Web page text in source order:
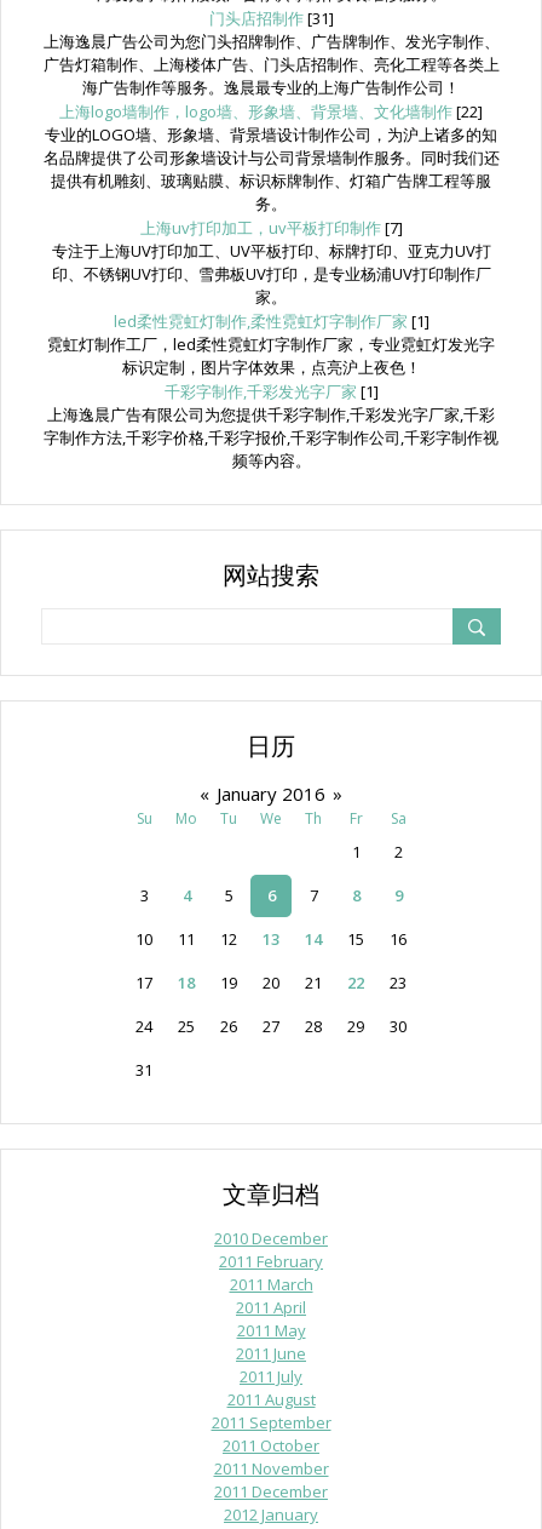
门头店招制作[31]
上海逸晨广告公司为您门头招牌制作、广告牌制作、发光字制作、
广告灯箱制作、上海楼体广告、门头店招制作、亮化工程等各类上
海广告制作等服务。逸晨最专业的上海广告制作公司！
上海logo墙制作，logo墙、形象墙、背景墙、文化墙制作[22]
专业的LOGO墙、形象墙、背景墙设计制作公司，为沪上诸多的知
名品牌提供了公司形象墙设计与公司背景墙制作服务。同时我们还
提供有机雕刻、玻璃贴膜、标识标牌制作、灯箱广告牌工程等服
务。
上海uv打印加工，uv平板打印制作[7]
专注于上海UV打印加工、UV平板打印、标牌打印、亚克力UV打
印、不锈钢UV打印、雪弗板UV打印，是专业杨浦UV打印制作厂
家。
led柔性霓虹灯制作,柔性霓虹灯字制作厂家 [1]
霓虹灯制作工厂，led柔性霓虹灯字制作厂家，专业霓虹灯发光字
标识定制，图片字体效果，点亮沪上夜色！
千彩字制作,千彩发光字厂家 [1]
上海逸晨广告有限公司为您提供千彩字制作,千彩发光字厂家,千彩
字制作方法,千彩字价格,千彩字报价,千彩字制作公司,千彩字制作视
频等内容。
网站搜索
日历
« January 2016 »
Su Mo Tu We Th Fr Sa
1
2
3
4 5 6 7 8
9
10
11 12 13 14 15
16
17
18 19 20 21 22
23
24
25 26 27 28 29
30
31
文章归档
2010 December
2011 February
2011 March
2011 April
2011 May
2011 June
2011 July
2011 August
2011 September
2011 October
2011 November
2011 December
2012 January